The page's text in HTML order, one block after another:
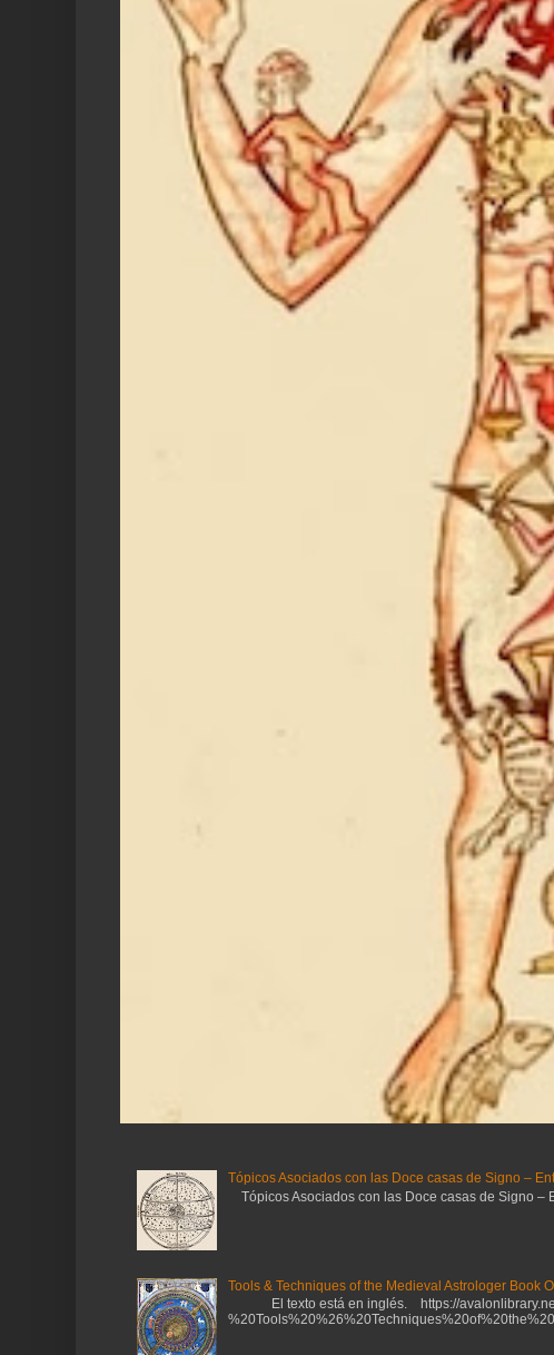
Tópicos Asociados con las Doce casas de Signo –
Tópicos Asociados con las Doce casas de Signo –
Tools & Techniques of the Medieval Astrologer Book
El texto está en inglés. https://